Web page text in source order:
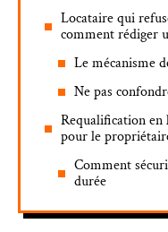
Locataire qui
comment rédiger
Le mécanisme
Ne pas
Requalification en
pour le
Comment
durée